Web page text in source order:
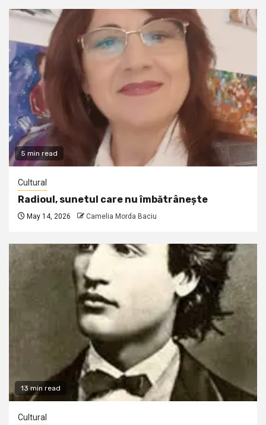
5 min read
Cultural
Radioul, sunetul care nu îmbătrânește
May 14, 2026 Camelia Morda Baciu
13 min read
Cultural